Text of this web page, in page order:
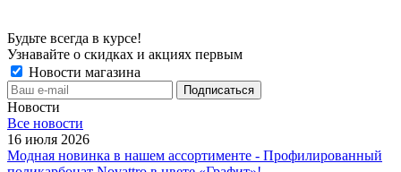
Будьте всегда в курсе!
Узнавайте о скидках и акциях первым
Новости магазина
Новости
Все новости
16 июля 2026
Модная новинка в нашем ассортименте - Профилированный